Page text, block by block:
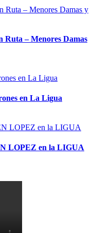
Ruta – Menores Damas
en La Ligua
LOPEZ en la LIGUA